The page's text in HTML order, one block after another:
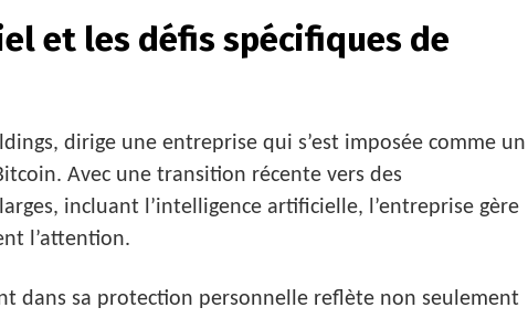
et les défis spécifiques de
dirige une entreprise qui s’est imposée comme un
Avec une transition récente vers des
incluant l’intelligence artificielle, l’entreprise gère
l’attention.
dans sa protection personnelle reflète non seulement